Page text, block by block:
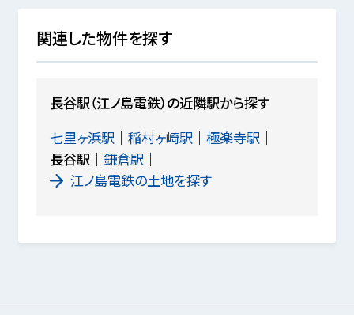
関連した物件を探す
長谷駅（江ノ島電鉄）の近隣駅から探す
七里ヶ浜駅
稲村ヶ崎駅
極楽寺駅
長谷駅
鎌倉駅
江ノ島電鉄の土地を探す